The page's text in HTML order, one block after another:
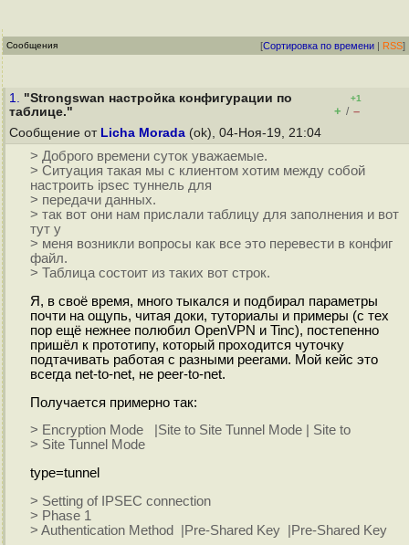
Сообщения [Сортировка по времени | RSS]
1. "Strongswan настройка конфигурации по
таблице."
+1
+ / –
Сообщение от Licha Morada (ok), 04-Ноя-19, 21:04
> Доброго времени суток уважаемые.
> Ситуация такая мы с клиентом хотим между собой
настроить ipsec туннель для
> передачи данных.
> так вот они нам прислали таблицу для заполнения и вот
тут у
> меня возникли вопросы как все это перевести в конфиг
файл.
> Таблица состоит из таких вот строк.
Я, в своё время, много тыкался и подбирал параметры
почти на ощупь, читая доки, туториалы и примеры (с тех
пор ещё нежнее полюбил OpenVPN и Tinc), постепенно
пришёл к прототипу, который проходится чуточку
подтачивать работая с разными peerами. Мой кейс это
всегда net-to-net, не peer-to-net.
Получается примерно так:
> Encryption Mode |Site to Site Tunnel Mode | Site to
> Site Tunnel Mode
type=tunnel
> Setting of IPSEC connection
> Phase 1
> Authentication Method |Pre-Shared Key |Pre-Shared Key